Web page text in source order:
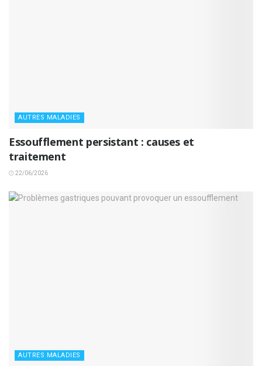
AUTRES MALADIES
Essoufflement persistant : causes et
traitement
22/06/2026
AUTRES MALADIES